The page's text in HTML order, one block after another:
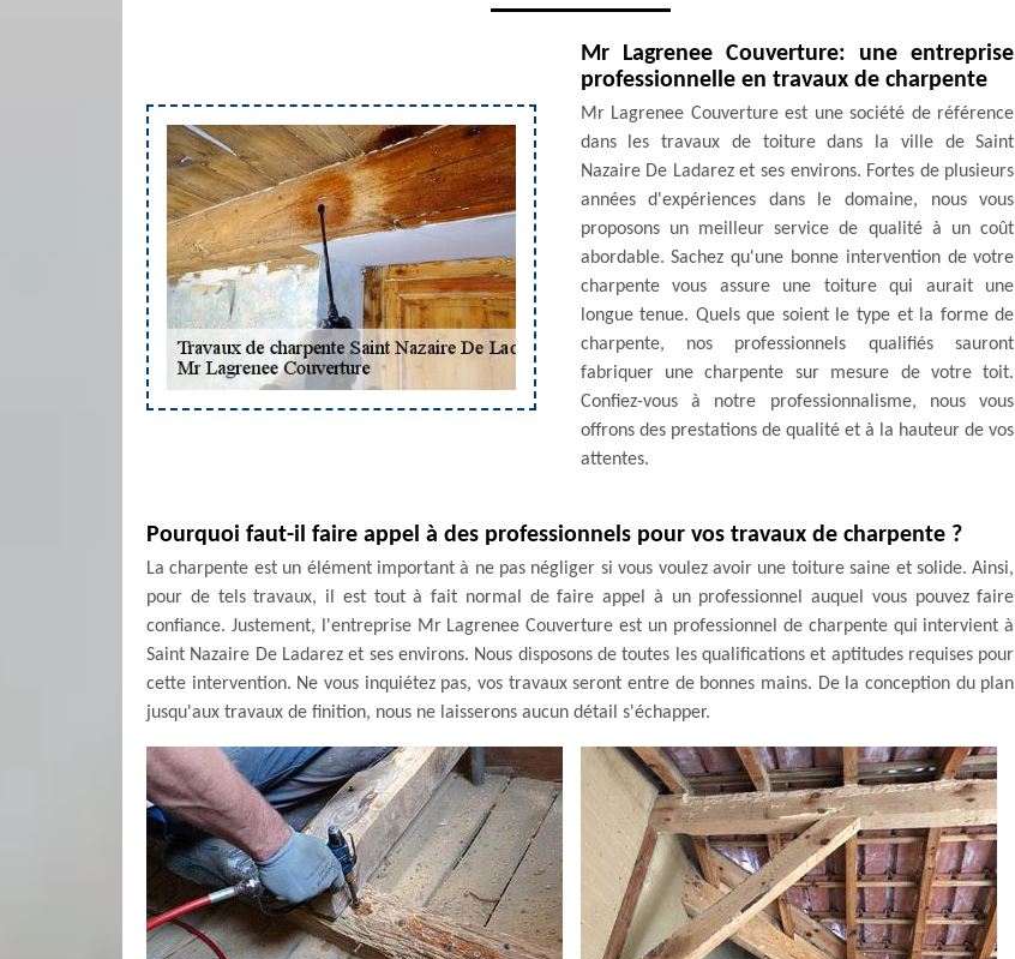
Mr Lagrenee Couverture: une entreprise
professionnelle en travaux de charpente
Mr Lagrenee Couverture est une société de référence
dans les travaux de toiture dans la ville de Saint
Nazaire De Ladarez et ses environs. Fortes de plusieurs
années d'expériences dans le domaine, nous vous
proposons un meilleur service de qualité à un coût
abordable. Sachez qu'une bonne intervention de votre
charpente vous assure une toiture qui aurait une
longue tenue. Quels que soient le type et la forme de
charpente, nos professionnels qualifiés sauront
fabriquer une charpente sur mesure de votre toit.
Confiez-vous à notre professionnalisme, nous vous
offrons des prestations de qualité et à la hauteur de vos
attentes.
Pourquoi faut-il faire appel à des professionnels pour vos travaux de charpente ?
La charpente est un élément important à ne pas négliger si vous voulez avoir une toiture saine et solide. Ainsi,
pour de tels travaux, il est tout à fait normal de faire appel à un professionnel auquel vous pouvez faire
confiance. Justement, l'entreprise Mr Lagrenee Couverture est un professionnel de charpente qui intervient à
Saint Nazaire De Ladarez et ses environs. Nous disposons de toutes les qualifications et aptitudes requises pour
cette intervention. Ne vous inquiétez pas, vos travaux seront entre de bonnes mains. De la conception du plan
jusqu'aux travaux de finition, nous ne laisserons aucun détail s'échapper.